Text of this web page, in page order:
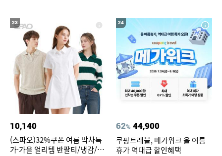
23
10,140
(스파오)32%쿠폰 여름 막차특
가·가을 얼리템 반팔티/냉감/반
24
62% 44,900
쿠팡트래블, 메가위크 올 여름
휴가 역대급 할인혜택